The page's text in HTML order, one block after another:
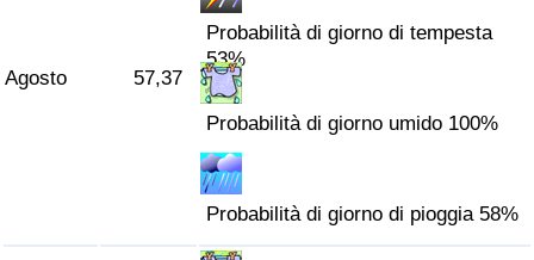
Agosto 57,37
Probabilità di giorno di tempesta
53%
Probabilità di giorno umido 100%
Probabilità di giorno di pioggia 58%